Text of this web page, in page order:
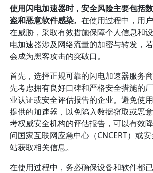
使用闪电加速器时，安全风险主要包括
盗和恶意软件感染。 在使用过程中，用
在威胁，采取有效措施保障个人信息和
电加速器涉及网络流量的加密与转发，
会成为黑客攻击的突破口。
首先，选择正规可靠的闪电加速器服务
先考虑拥有良好口碑和严格安全措施的
业认证或安全评估报告的企业。避免使
提供的加速器，以免陷入数据窃取或恶
考权威安全机构的评估报告，可以有效
问国家互联网应急中心（CNCERT）或
站获取相关信息。
在使用过程中，务必确保设备和软件都